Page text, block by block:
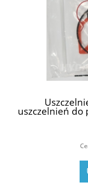
uszczelnień do
6909807